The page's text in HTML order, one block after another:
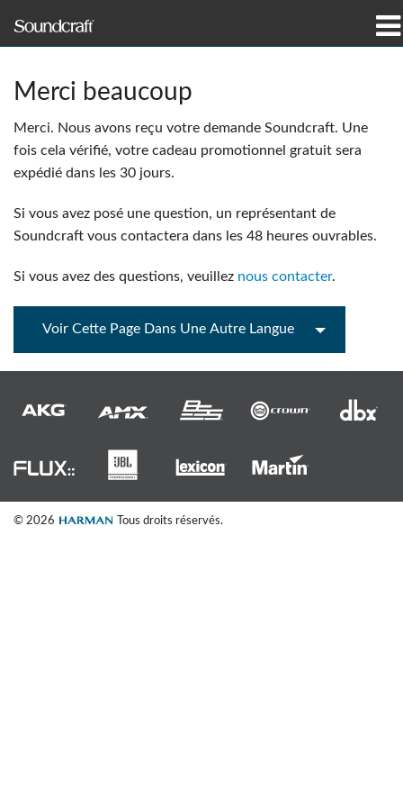
Où acheter
Support
Merci beaucoup
Merci. Nous avons reçu votre demande Soundcraft. Une
fois cela vérifié, votre cadeau promotionnel gratuit sera
expédié dans les 30 jours.
Si vous avez posé une question, un représentant de
Soundcraft vous contactera dans les 48 heures ouvrables.
Si vous avez des questions, veuillez nous contacter.
Voir Cette Page Dans Une Autre Langue
© 2026 Tous droits réservés.